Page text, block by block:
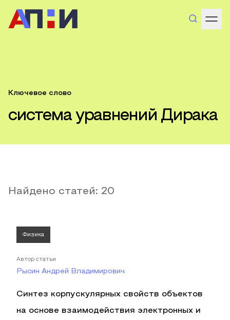
Ключевое слово
система уравнений Дирака
Найдено статей: 20
Физика
Автор статьи
Рысин Андрей Владимирович
Синтез корпускулярных свойств объектов
на основе взаимодействия электронных и